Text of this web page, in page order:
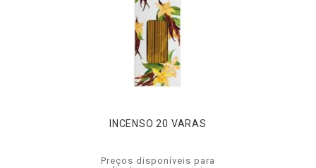
INCENSO 20 VARAS
Preços disponíveis para